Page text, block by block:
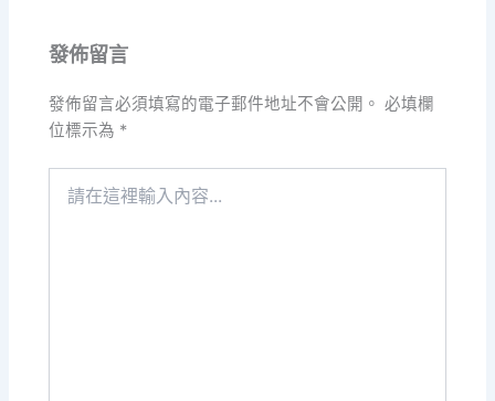
發佈留言
發佈留言必須填寫的電子郵件地址不會公開。 必填欄
位標示為 *